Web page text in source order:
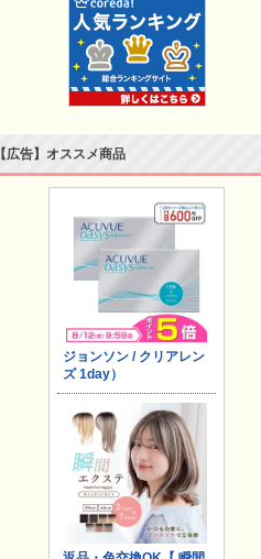
【広告】オススメ商品